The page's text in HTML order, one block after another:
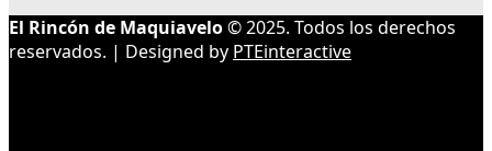
El Rincón de Maquiavelo© 2025. Todos los derechos
reservados. | Designed by PTEinteractive